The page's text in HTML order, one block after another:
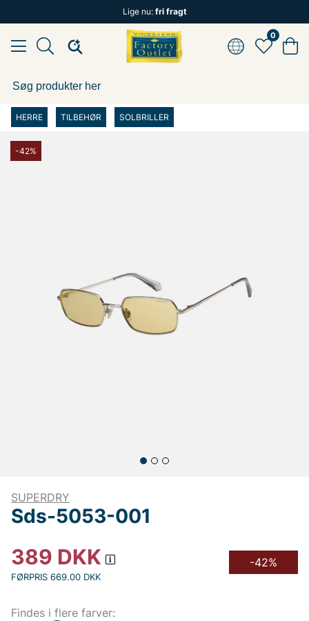
Lige nu: fri fragt
0
HERRE TILBEHØR SOLBRILLER
-42%
SUPERDRY
Sds-5053-001
389 DKK
FØRPRIS 669.00 DKK
-42%
Findes i flere farver: